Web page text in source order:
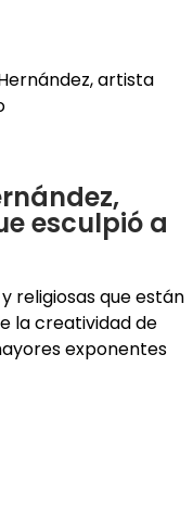
artista
esculpió a
religiosas que están
la creatividad de
exponentes